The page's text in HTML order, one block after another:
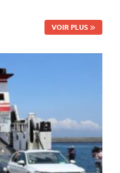
VOIR PLUS